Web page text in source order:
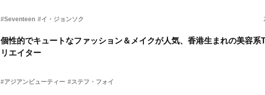
#Seventeen #イ・ジョンソク
個性的でキュートなファッション＆メイクが人気、香港生まれの美容系
リエイター
#アジアンビューティー #ステフ・フォイ